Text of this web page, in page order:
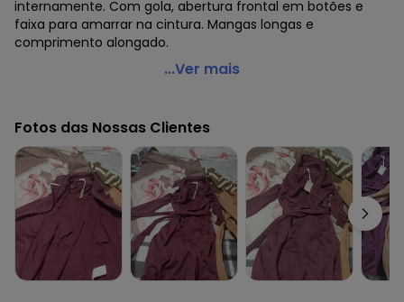
internamente. Com gola, abertura frontal em botões e
faixa para amarrar na cintura. Mangas longas e
comprimento alongado.
Quintess - Sobretudo Alongado Verde com Faixa e
Código do produto: 3452977
Modelagem: Solto
Comprimento da manga: Longa
Comprimento: Alongado
Cinto: No mesmo tecido
Complemento: Recorte anatômico
Fechamento: Botão
Tecido: Moletom com pelúcia
Composição: Conforme imagem etiqueta
...Ver mais
Fotos das Nossas Clientes